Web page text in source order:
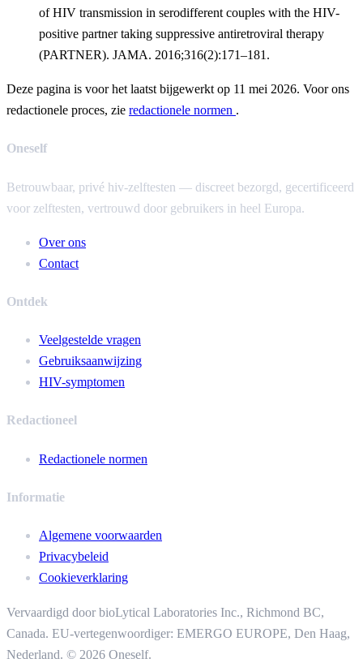
of HIV transmission in serodifferent couples with the HIV-
positive partner taking suppressive antiretroviral therapy
(PARTNER). JAMA. 2016;316(2):171–181.
Deze pagina is voor het laatst bijgewerkt op 11 mei 2026. Voor ons
redactionele proces, zie redactionele normen .
Oneself
Betrouwbaar, privé hiv-zelftesten — discreet bezorgd, gecertificeerd
voor zelftesten, vertrouwd door gebruikers in heel Europa.
Over ons
Contact
Ontdek
Veelgestelde vragen
Gebruiksaanwijzing
HIV-symptomen
Redactioneel
Redactionele normen
Informatie
Algemene voorwaarden
Privacybeleid
Cookieverklaring
Vervaardigd door bioLytical Laboratories Inc., Richmond BC,
Canada. EU-vertegenwoordiger: EMERGO EUROPE, Den Haag,
Nederland. © 2026 Oneself.